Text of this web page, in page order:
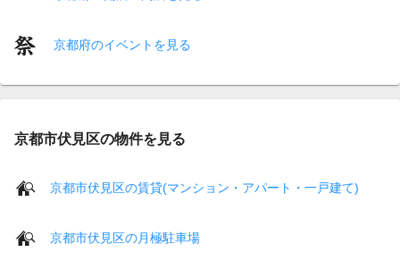
京都府のイベントを見る
京都市伏見区の物件を見る
京都市伏見区の賃貸(マンション・アパート・一戸建て)
京都市伏見区の月極駐車場